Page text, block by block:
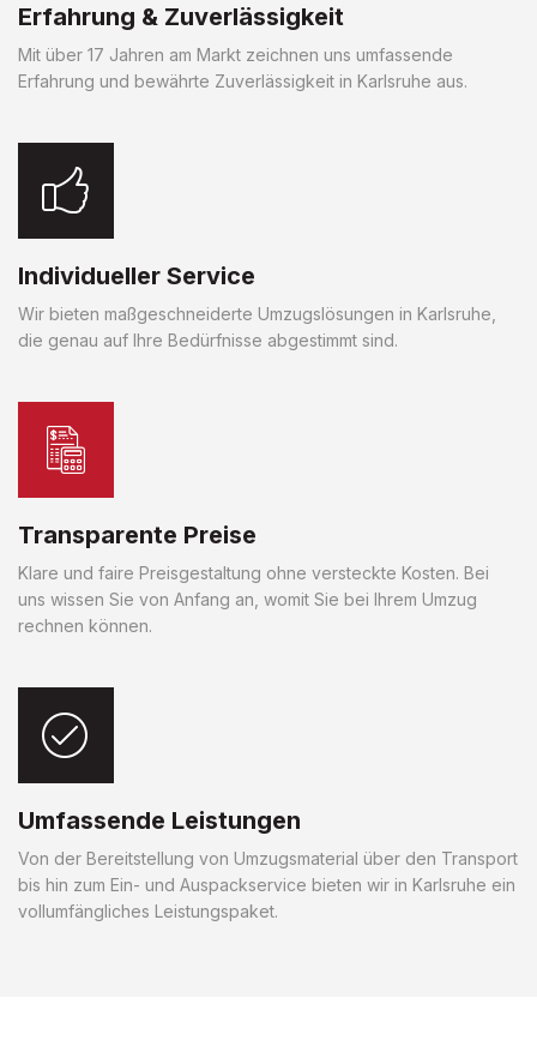
Erfahrung & Zuverlässigkeit
Mit über 17 Jahren am Markt zeichnen uns umfassende
Erfahrung und bewährte Zuverlässigkeit in Karlsruhe aus.
Individueller Service
Wir bieten maßgeschneiderte Umzugslösungen in Karlsruhe,
die genau auf Ihre Bedürfnisse abgestimmt sind.
Transparente Preise
Klare und faire Preisgestaltung ohne versteckte Kosten. Bei
uns wissen Sie von Anfang an, womit Sie bei Ihrem Umzug
rechnen können.
Umfassende Leistungen
Von der Bereitstellung von Umzugsmaterial über den Transport
bis hin zum Ein- und Auspackservice bieten wir in Karlsruhe ein
vollumfängliches Leistungspaket.